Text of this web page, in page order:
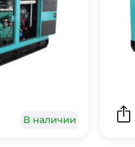
В наличии